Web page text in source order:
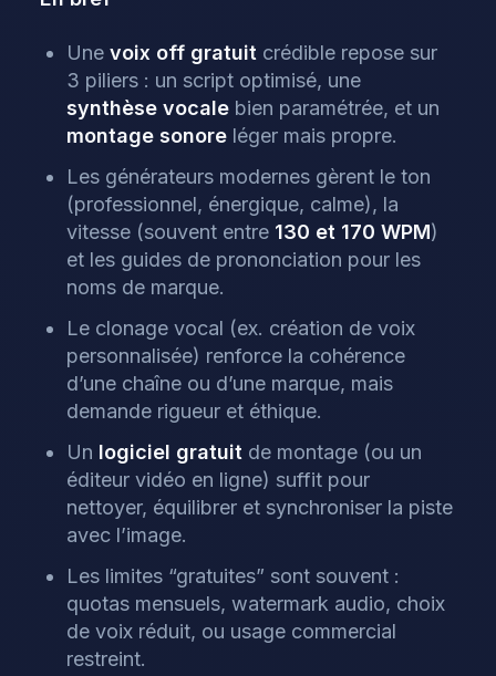
Unevoix off gratuit crédible repose sur
3 piliers : un script optimisé, une
synthèse vocale bien paramétrée, et un
montage sonore léger mais propre.
Les générateurs modernes gèrent le ton
(professionnel, énergique, calme), la
vitesse (souvent entre 130 et 170 WPM)
et les guides de prononciation pour les
noms de marque.
Le clonage vocal (ex. création de voix
personnalisée) renforce la cohérence
d’une chaîne ou d’une marque, mais
demande rigueur et éthique.
Un logiciel gratuit de montage (ou un
éditeur vidéo en ligne) suffit pour
nettoyer, équilibrer et synchroniser la piste
avec l’image.
Les limites “gratuites” sont souvent :
quotas mensuels, watermark audio, choix
de voix réduit, ou usage commercial
restreint.